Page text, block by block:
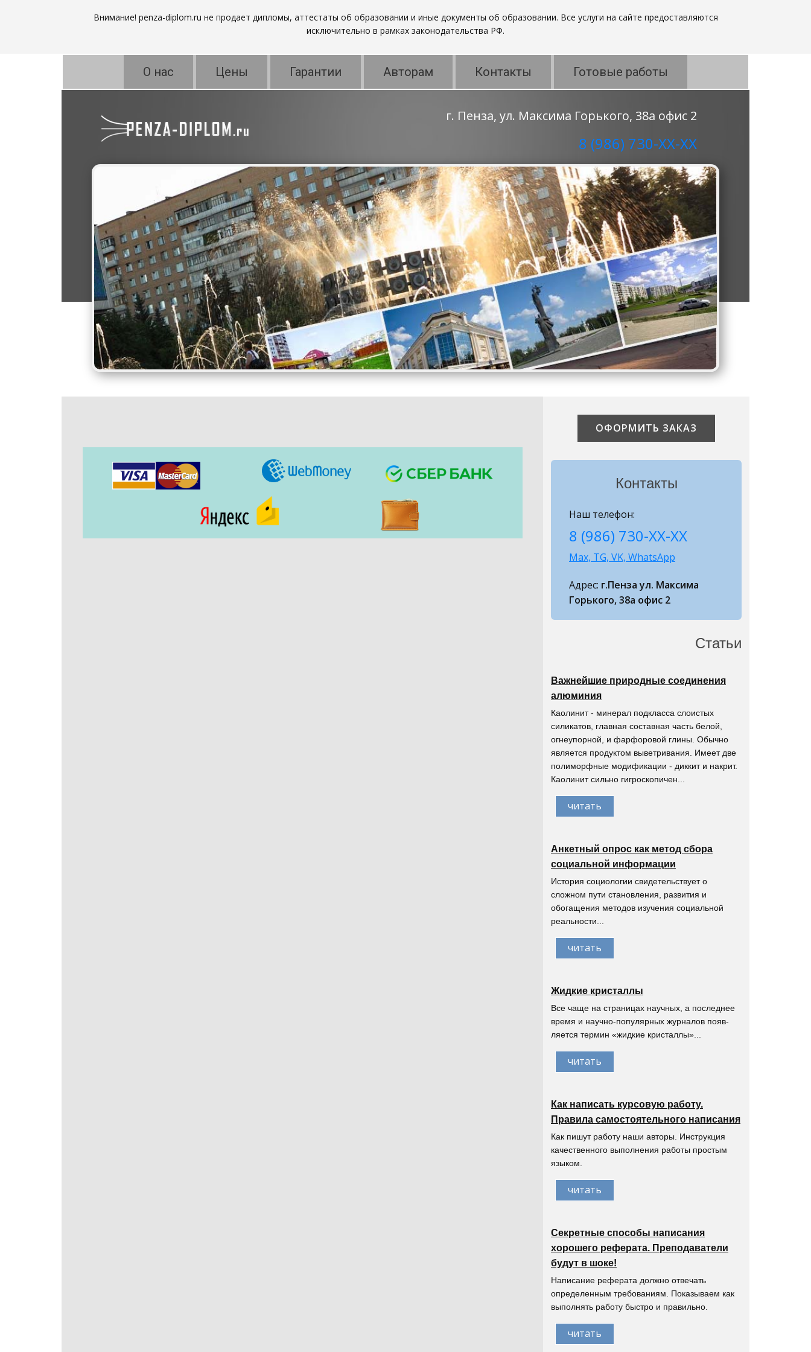
Внимание! penza-diplom.ru не продает дипломы, аттестаты об образовании и иные документы об образовании. Все услуги на сайте предоставляются
исключительно в рамках законодательства РФ.
О нас Цены Гарантии Авторам Контакты Готовые работы
г. Пенза, ул. Максима Горького, 38а офис 2
8 (986) 730-ХХ-ХХ
ОФОРМИТЬ ЗАКАЗ
Контакты
Наш телефон:
8 (986) 730-ХХ-ХХ
Max, TG, VK, WhatsApp
Адрес: г.Пенза ул. Максима
Горького, 38а офис 2
Статьи
Важнейшие природные соединения
алюминия
Каолинит - минерал подкласса слоистых
силикатов, главная составная часть белой,
огнеупорной, и фарфоровой глины. Обычно
является продуктом выветривания. Имеет две
полиморфные модификации - диккит и накрит.
Каолинит сильно гигроскопичен...
читать
Анкетный опрос как метод сбора
социальной информации
История социологии свидетельствует о
сложном пути становления, развития и
обогащения методов изучения социальной
реальности...
читать
Жидкие кристаллы
Все чаще на страницах научных, а последнее
время и научно-популярных журналов появ-
ляется термин «жидкие кристаллы»...
читать
Как написать курсовую работу.
Правила самостоятельного написания
Как пишут работу наши авторы. Инструкция
качественного выполнения работы простым
языком.
читать
Секретные способы написания
хорошего реферата. Преподаватели
будут в шоке!
Написание реферата должно отвечать
определенным требованиям. Показываем как
выполнять работу быстро и правильно.
читать